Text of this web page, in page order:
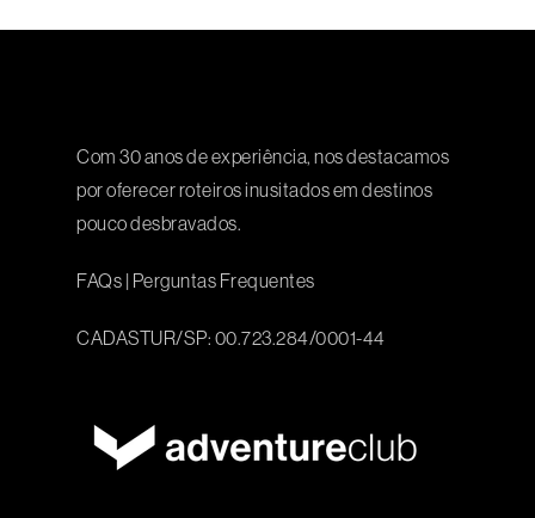
Com 30 anos de experiência, nos destacamos
por oferecer roteiros inusitados em destinos
pouco desbravados.
FAQs | Perguntas Frequentes
CADASTUR/SP: 00.723.284/0001-44